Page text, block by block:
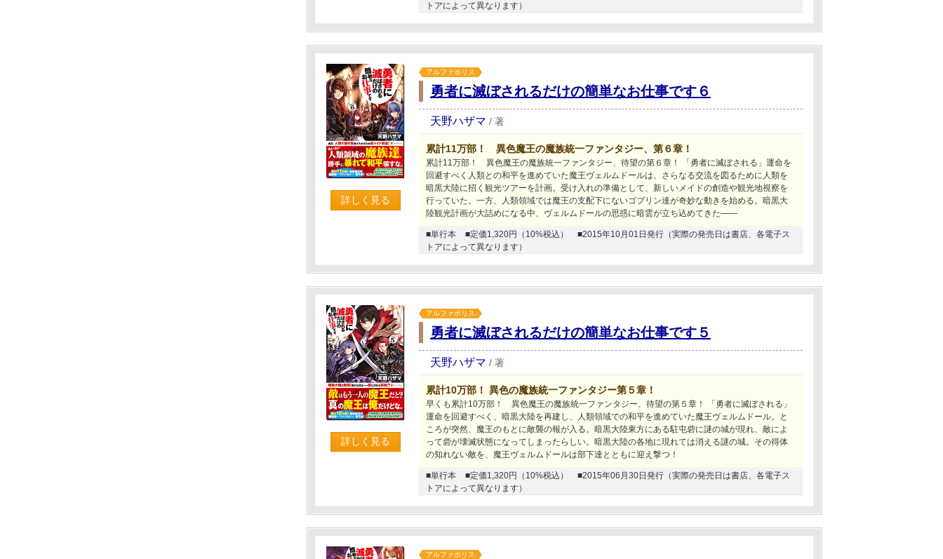
トアによって異なります）
詳しく見る
アルファポリス
勇者に滅ぼされるだけの簡単なお仕事です６
天野ハザマ / 著
累計11万部！ 異色魔王の魔族統一ファンタジー、第６章！
累計11万部！ 異色魔王の魔族統一ファンタジー、待望の第６章！ 「勇者に滅ぼされる」運命を
回避すべく人類との和平を進めていた魔王ヴェルムドールは、さらなる交流を図るために人類を
暗黒大陸に招く観光ツアーを計画。受け入れの準備として、新しいメイドの創造や観光地視察を
行っていた。一方、人類領域では魔王の支配下にないゴブリン達が奇妙な動きを始める。暗黒大
陸観光計画が大詰めになる中、ヴェルムドールの思惑に暗雲が立ち込めてきた――
■単行本 ■定価1,320円（10%税込）
■2015年10月01日発行（実際の発売日は書店、各電子ス
トアによって異なります）
詳しく見る
アルファポリス
勇者に滅ぼされるだけの簡単なお仕事です５
天野ハザマ / 著
累計10万部！ 異色の魔族統一ファンタジー第５章！
早くも累計10万部！ 異色魔王の魔族統一ファンタジー、待望の第５章！ 「勇者に滅ぼされる」
運命を回避すべく、暗黒大陸を再建し、人類領域での和平を進めていた魔王ヴェルムドール。と
ころが突然、魔王のもとに敵襲の報が入る。暗黒大陸東方にある駐屯砦に謎の城が現れ、敵によ
って砦が壊滅状態になってしまったらしい。暗黒大陸の各地に現れては消える謎の城。その得体
の知れない敵を、魔王ヴェルムドールは部下達とともに迎え撃つ！
■単行本 ■定価1,320円（10%税込）
■2015年06月30日発行（実際の発売日は書店、各電子ス
トアによって異なります）
アルファポリス